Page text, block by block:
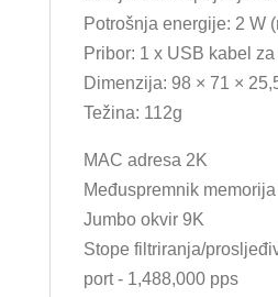
Potrošnja energije: 2 W
Pribor: 1 x USB kabel
Dimenzija: 98 × 71 ×
Težina: 112g
MAC adresa 2K
Međuspremnik
Jumbo okvir 9K
Stope filtriranja/
port - 1,488,000 pps